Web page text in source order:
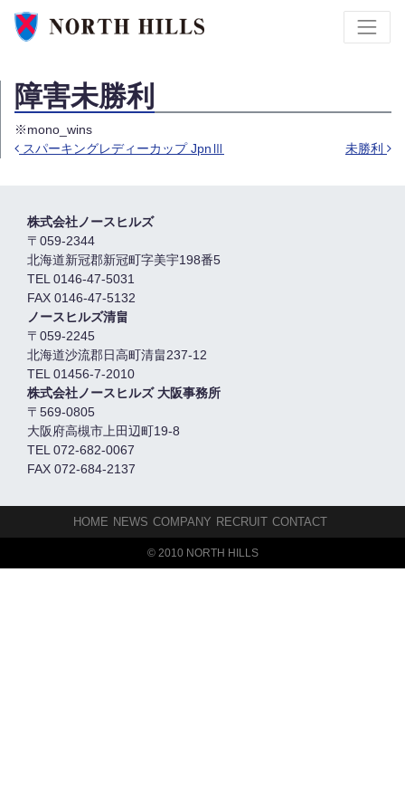
障害未勝利
※mono_wins
スパーキングレディーカップ JpnⅢ 未勝利
株式会社ノースヒルズ
〒059-2344
北海道新冠郡新冠町字美宇198番5
TEL 0146-47-5031
FAX 0146-47-5132
ノースヒルズ清畠
〒059-2245
北海道沙流郡日高町清畠237-12
TEL 01456-7-2010
株式会社ノースヒルズ 大阪事務所
〒569-0805
大阪府高槻市上田辺町19-8
TEL 072-682-0067
FAX 072-684-2137
HOME NEWS COMPANY RECRUIT CONTACT
© 2010 NORTH HILLS